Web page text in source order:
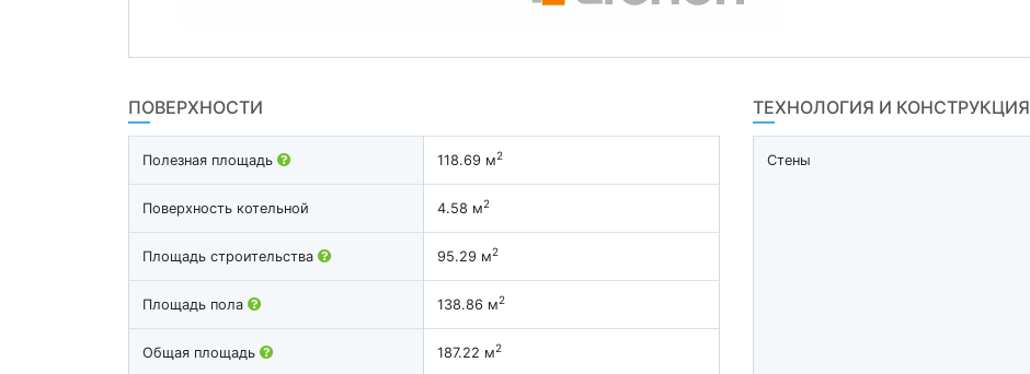
ПОВЕРХНОСТИ
Полезная площадь 118.69 м2
Поверхность котельной 4.58 м2
Площадь строительства 95.29 м2
Площадь пола 138.86 м2
Общая площадь 187.22 м2
ТЕХНОЛОГИЯ И КОНСТРУКЦИЯ
Стены